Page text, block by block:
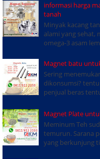
informasi harga
tanah
Minyak kacang
alami yang sehat,
omega-3 asam
Magnet batu
Sering
dikonsumsi? tentu
penjual beras
Magnet Plate
Meminum Teh
temurun. Sarana
yang berkunjung